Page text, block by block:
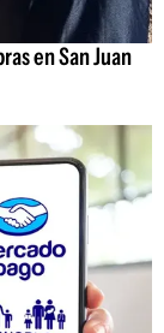
en San Juan